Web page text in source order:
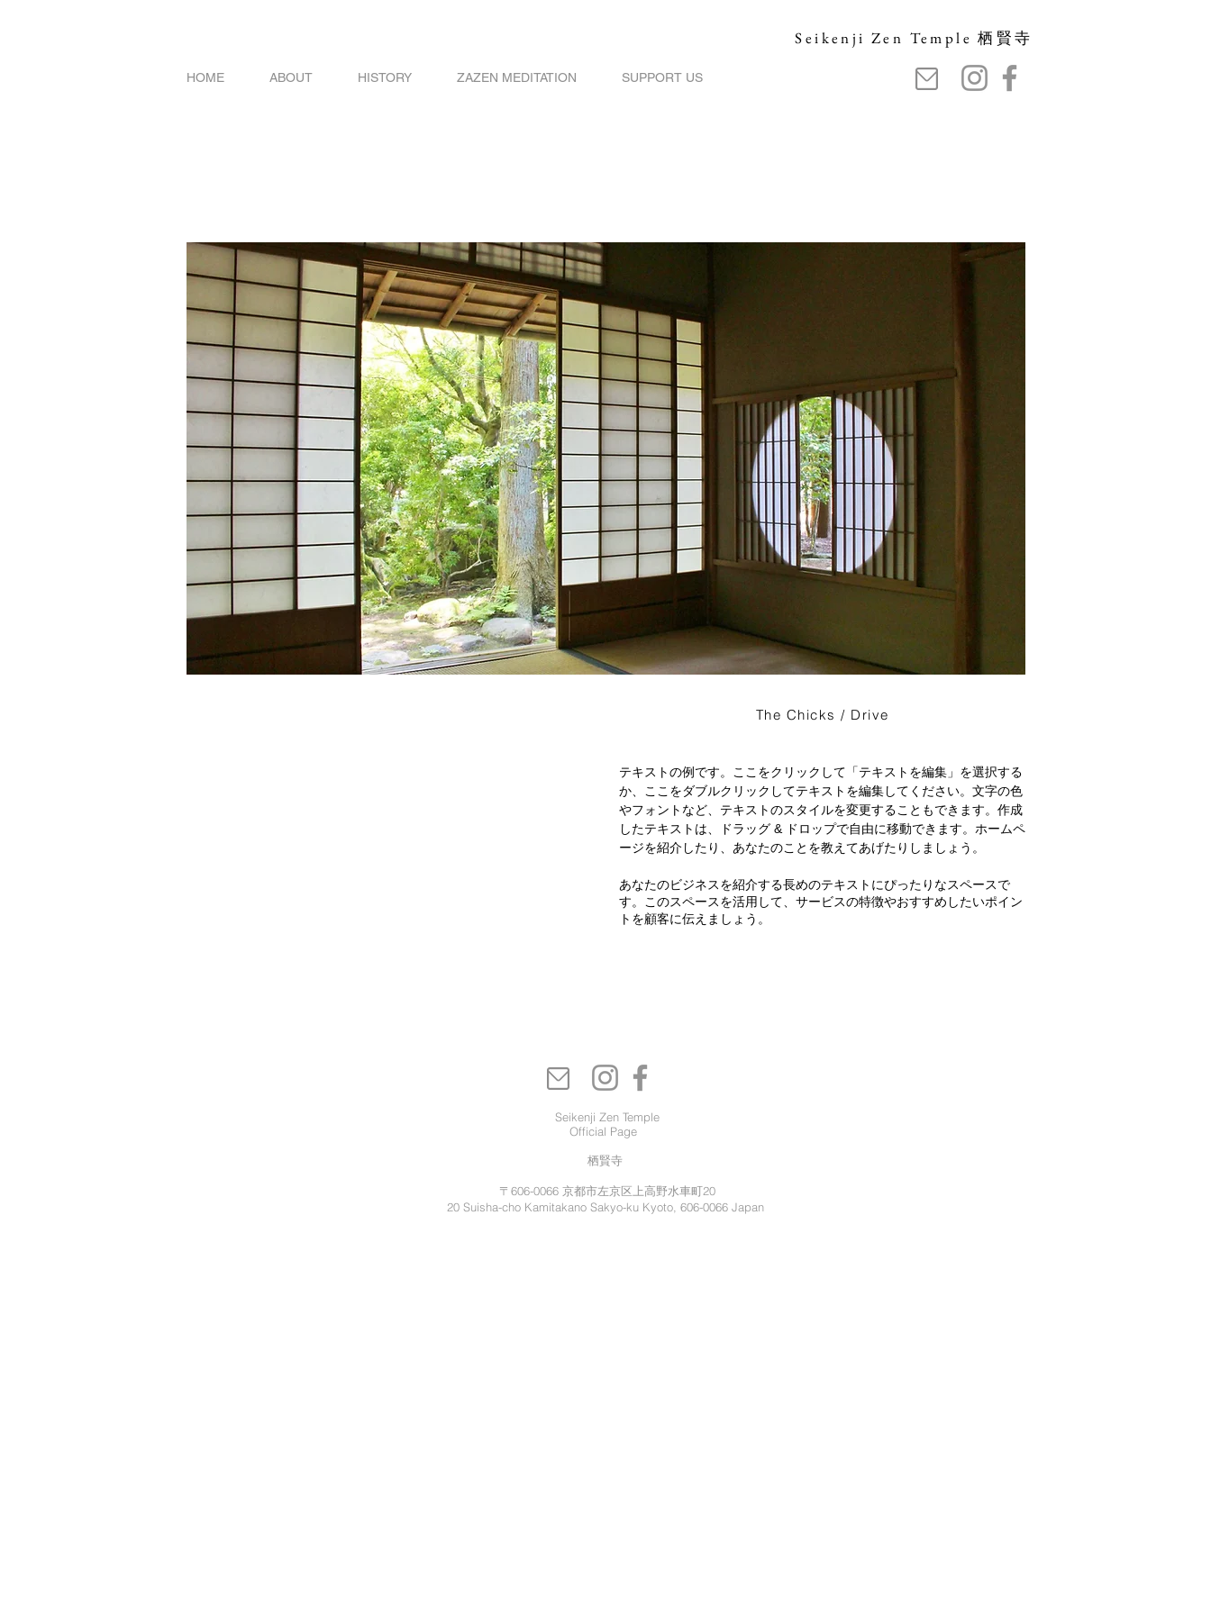
Seikenji Zen Temple 栖賢寺
HOME ABOUT HISTORY ZAZEN MEDITATION SUPPORT US
The Chicks / Drive
テキストの例です。ここをクリックして「テキストを編集」を選択する
か、ここをダブルクリックしてテキストを編集してください。文字の色
やフォントなど、テキストのスタイルを変更することもできます。作成
したテキストは、ドラッグ & ドロップで自由に移動できます。ホームペ
ージを紹介したり、あなたのことを教えてあげたりしましょう。
あなたのビジネスを紹介する長めのテキストにぴったりなスペースで
す。このスペースを活用して、サービスの特徴やおすすめしたいポイン
トを顧客に伝えましょう。
Seikenji Zen Temple
Official Page
栖賢寺
〒606-0066 京都市左京区上高野水車町20
20 Suisha-cho Kamitakano Sakyo-ku Kyoto, 606-0066 Japan